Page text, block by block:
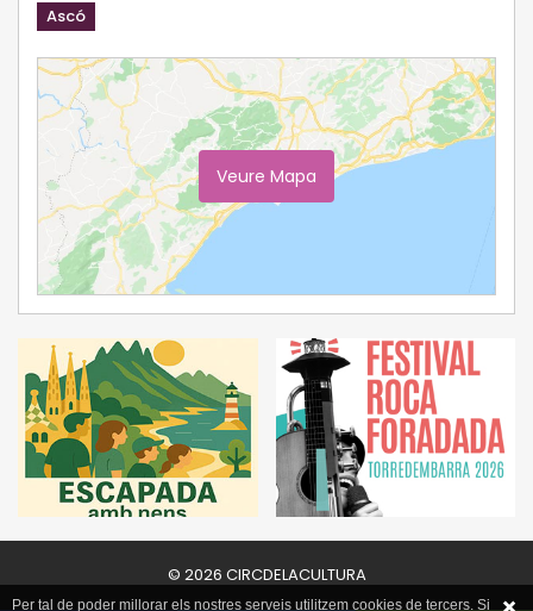
Ascó
Veure Mapa
© 2026 CIRCDELACULTURA
Per tal de poder millorar els nostres serveis utilitzem cookies de tercers. Si